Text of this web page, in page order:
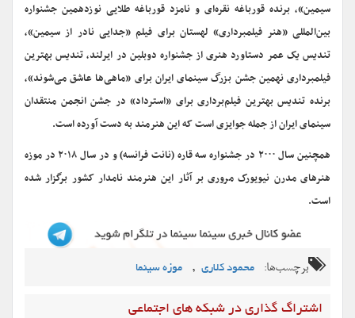
سیمین»، برنده قورباغه نقره‌ای و نامزد قورباغه طلایی نوزدهمین جشنواره
بین‌المللی «هنر فیلمبرداری» لهستان برای فیلم «جدایی نادر از سیمین»،
تندیس یک عمر دستاورد هنری از جشنواره دوبلین در ایرلند، تندیس بهترین
فیلمبرداری نهمین جشن بزرگ سینمای ایران برای «ماهی‌ها عاشق می‌شوند»،
برنده تندیس بهترین فیلم‌برداری برای «استرداد» در جشن انجمن منتقدان
سینمای ایران از جمله جوایزی است که این هنرمند به دست آورده است.
همچنین سال ۲۰۰۰ در جشنواره سه قاره (نانت فرانسه) و در سال ۲۰۱۸ در موزه
هنرهای مدرن نیویورک مروری بر آثار این هنرمند نامدار کشور برگزار شده
است.
برچسب‌ها: محمود کلاری , موزه سینما
اشتراگ گذاری در شبکه های اجتماعی